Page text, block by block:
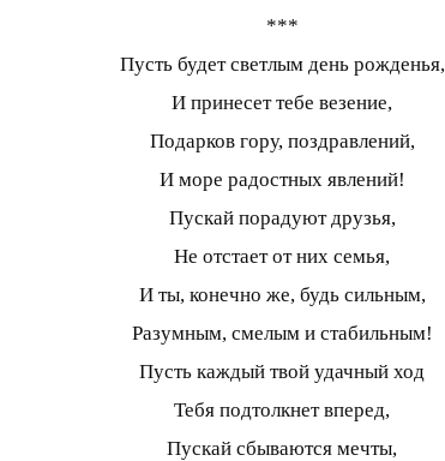
***
Пусть будет светлым день рожденья,
И принесет тебе везение,
Подарков гору, поздравлений,
И море радостных явлений!
Пускай порадуют друзья,
Не отстает от них семья,
И ты, конечно же, будь сильным,
Разумным, смелым и стабильным!
Пусть каждый твой удачный ход
Тебя подтолкнет вперед,
Пускай сбываются мечты,